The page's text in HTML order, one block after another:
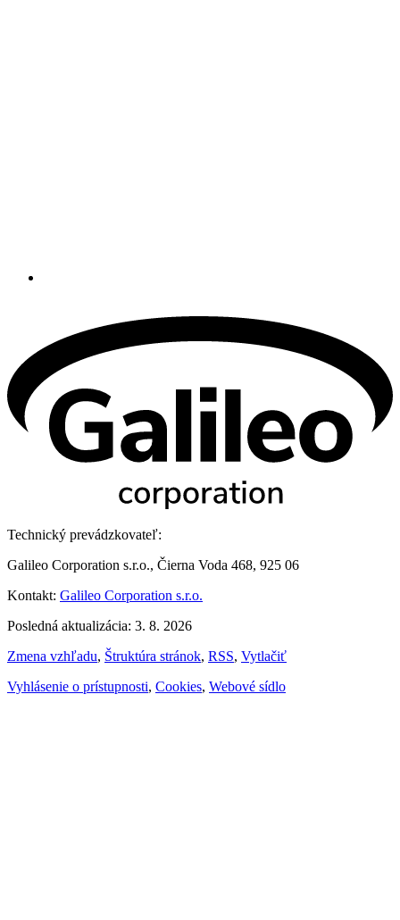
Technický prevádzkovateľ:
Galileo Corporation s.r.o., Čierna Voda 468, 925 06
Kontakt: Galileo Corporation s.r.o.
Posledná aktualizácia: 3. 8. 2026
Zmena vzhľadu, Štruktúra stránok, RSS, Vytlačiť
Vyhlásenie o prístupnosti, Cookies, Webové sídlo